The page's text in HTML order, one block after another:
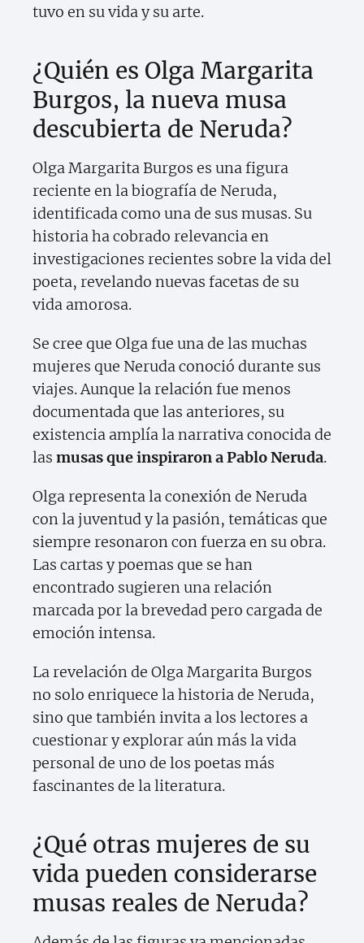
tuvo en su vida y su arte.
¿Quién es Olga Margarita
Burgos, la nueva musa
descubierta de Neruda?
Olga Margarita Burgos es una figura
reciente en la biografía de Neruda,
identificada como una de sus musas. Su
historia ha cobrado relevancia en
investigaciones recientes sobre la vida del
poeta, revelando nuevas facetas de su
vida amorosa.
Se cree que Olga fue una de las muchas
mujeres que Neruda conoció durante sus
viajes. Aunque la relación fue menos
documentada que las anteriores, su
existencia amplía la narrativa conocida de
las musas que inspiraron a Pablo Neruda.
Olga representa la conexión de Neruda
con la juventud y la pasión, temáticas que
siempre resonaron con fuerza en su obra.
Las cartas y poemas que se han
encontrado sugieren una relación
marcada por la brevedad pero cargada de
emoción intensa.
La revelación de Olga Margarita Burgos
no solo enriquece la historia de Neruda,
sino que también invita a los lectores a
cuestionar y explorar aún más la vida
personal de uno de los poetas más
fascinantes de la literatura.
¿Qué otras mujeres de su
vida pueden considerarse
musas reales de Neruda?